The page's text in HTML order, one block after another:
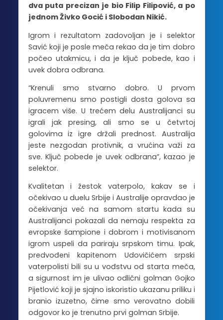
dva puta precizan je bio Filip Filipović, a po
jednom Živko Gocić i Slobodan Nikić.
Igrom i rezultatom zadovoljan je i selektor
Savić koji je posle meča rekao da je tim dobro
počeo utakmicu, i da je ključ pobede, kao i
uvek dobra odbrana.
“Krenuli smo stvarno dobro. U prvom
poluvremenu smo postigli dosta golova sa
igracem više. U trećem delu Australijanci su
igrali jak presing, ali smo se u četvrtoj
golovima iz igre držali prednost. Australija
jeste nezgodan protivnik, a vrućina važi za
sve. Ključ pobede je uvek odbrana”, kazao je
selektor.
Kvalitetan i žestok vaterpolo, kakav se i
očekivao u duelu Srbije i Australije opravdao je
očekivanja već na samom startu kada su
Australijanci pokazali da nemaju respekta za
evropske šampione i dobrom i motivisanom
igrom uspeli da pariraju srpskom timu. Ipak,
predvođeni kapitenom Udovičićem srpski
vaterpolisti bili su u vođstvu od starta meča,
a sigurnost im je ulivao odlični golman Gojko
Pijetlović koji je sjajno iskoristio ukazanu priliku i
branio izuzetno, čime smo verovatno dobili
odgovor ko je trenutno prvi golman Srbije.